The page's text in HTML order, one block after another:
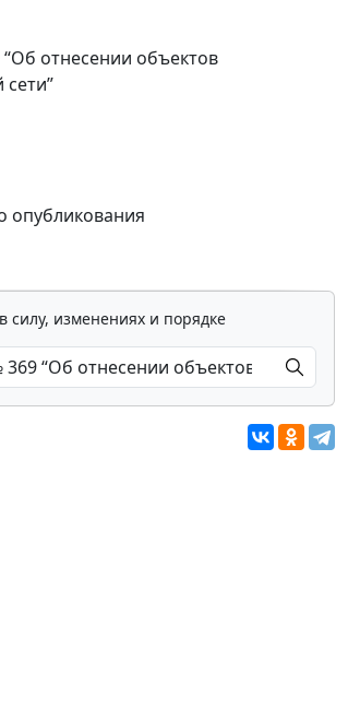
отнесении объектов
опубликования
силу, изменениях и порядке